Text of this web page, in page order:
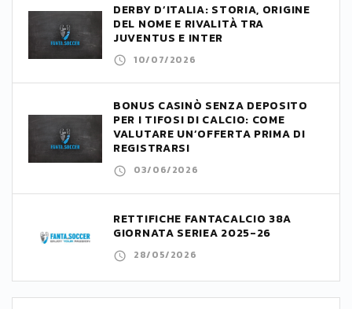
DERBY D’ITALIA: STORIA, ORIGINE
DEL NOME E RIVALITÀ TRA
JUVENTUS E INTER
10/07/2026
BONUS CASINÒ SENZA DEPOSITO
PER I TIFOSI DI CALCIO: COME
VALUTARE UN’OFFERTA PRIMA DI
REGISTRARSI
03/06/2026
RETTIFICHE FANTACALCIO 38A
GIORNATA SERIEA 2025-26
28/05/2026